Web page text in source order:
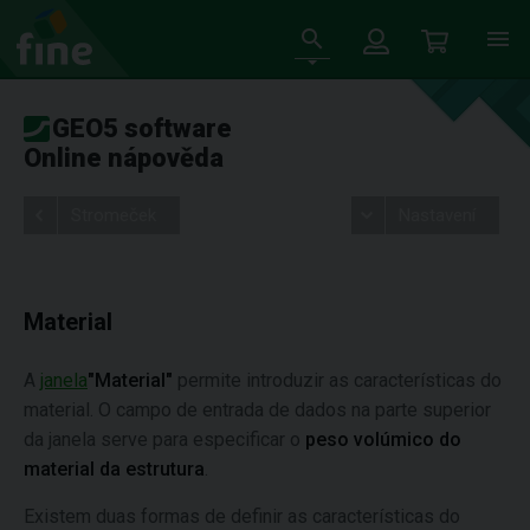
GEO5 software
Online nápověda
Material
A janela"Material" permite introduzir as características do
material. O campo de entrada de dados na parte superior
da janela serve para especificar o peso volúmico do
material da estrutura
Existem duas formas de definir as características do